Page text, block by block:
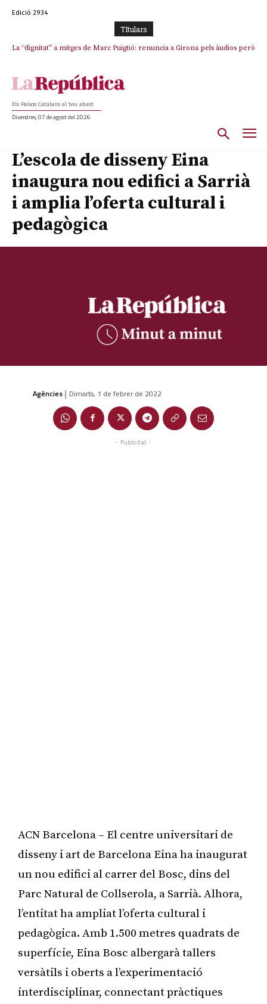
Edició 2934
TItulars
La “dignitat” a mitges de Marc Puigtió: renuncia a Girona pels àudios però
Els Països Catalans al teu abast
Divendres, 07 de agost del 2026
L’escola de disseny Eina
inaugura nou edifici a Sarrià
i amplia l’oferta cultural i
pedagògica
Agències | Dimarts, 1 de febrer de 2022
- Publicitat -
ACN Barcelona – El centre universitari de
disseny i art de Barcelona Eina ha inaugurat
un nou edifici al carrer del Bosc, dins del
Parc Natural de Collserola, a Sarrià. Alhora,
l’entitat ha ampliat l’oferta cultural i
pedagògica. Amb 1.500 metres quadrats de
superfície, Eina Bosc albergarà tallers
versàtils i oberts a l’experimentació
interdisciplinar, connectant pràctiques